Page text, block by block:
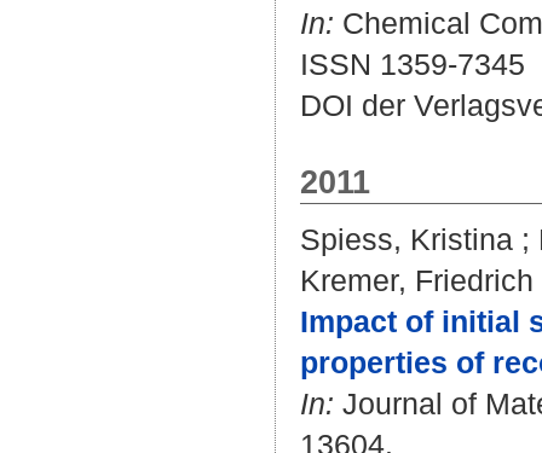
In: Chemical
ISSN 1359-7345
DOI der
2011
Spiess, Kristina ;
Kremer, Friedrich
Impact of initial
properties of
In: Journal of
13604.